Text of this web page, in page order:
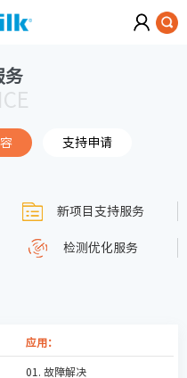
务
支持申请
新项目支持服务
检测优化服务
应用：
01. 故障解决